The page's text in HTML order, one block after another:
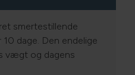
smertestillende
dage. Den endelige
vægt og dagens